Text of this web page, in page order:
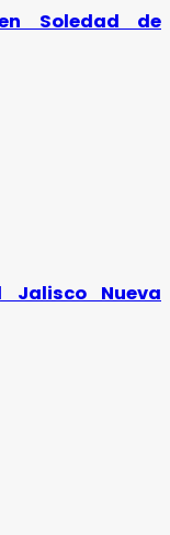
Soledad de
Nueva